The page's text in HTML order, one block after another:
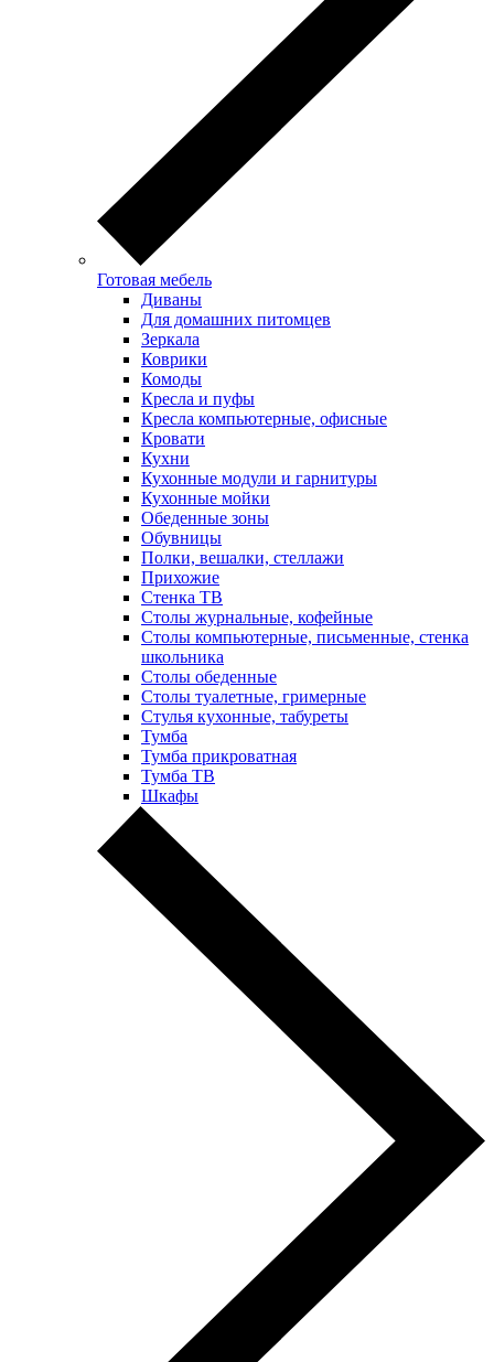
Готовая мебель
Диваны
Для домашних питомцев
Зеркала
Коврики
Комоды
Кресла и пуфы
Кресла компьютерные, офисные
Кровати
Кухни
Кухонные модули и гарнитуры
Кухонные мойки
Обеденные зоны
Обувницы
Полки, вешалки, стеллажи
Прихожие
Стенка ТВ
Столы журнальные, кофейные
Столы компьютерные, письменные, стенка
школьника
Столы обеденные
Столы туалетные, гримерные
Стулья кухонные, табуреты
Тумба
Тумба прикроватная
Тумба ТВ
Шкафы